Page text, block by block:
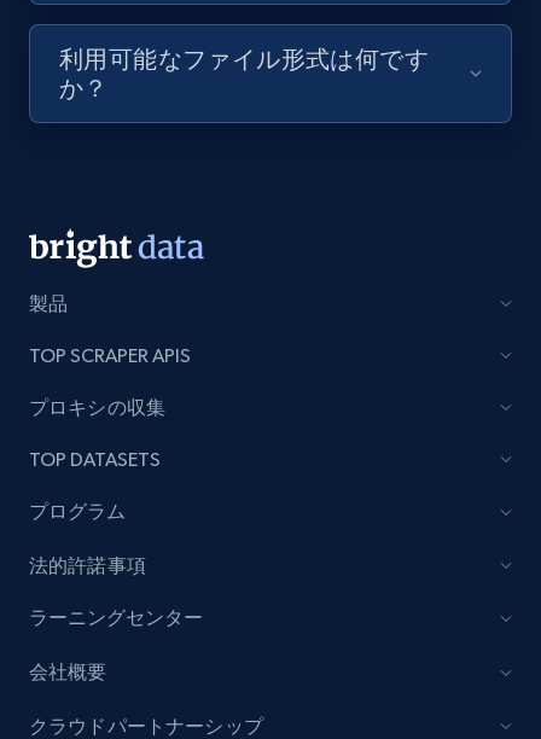
URL, Title, Youtuber, Youtuber md5, Video url,
Video length, Likes, Views, and more.
Amazon Reviews
URL, Product name, Product rating, Product
rating object, Product rating max, Rating,
TikTok - Posts
count, Share count, Collect count, Comment
6.7K+
利用可能なファイル形式は何です
か？
製品
TOP SCRAPER APIS
プロキシの収集
TOP DATASETS
プログラム
法的許諾事項
ラーニングセンター
会社概要
クラウドパートナーシップ